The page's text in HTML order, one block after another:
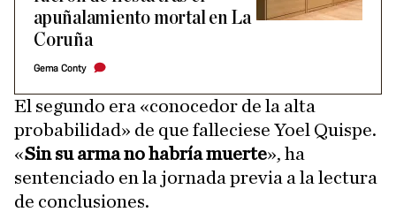
apuñalamiento mortal en La
Coruña
Gema Conty
El segundo era «conocedor de la alta
probabilidad» de que falleciese Yoel Quispe.
«Sin su arma no habría muerte», ha
sentenciado en la jornada previa a la lectura
de conclusiones.